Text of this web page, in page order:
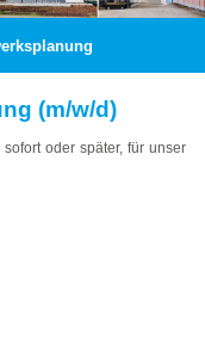
(m/w/d)
oder später, für unser